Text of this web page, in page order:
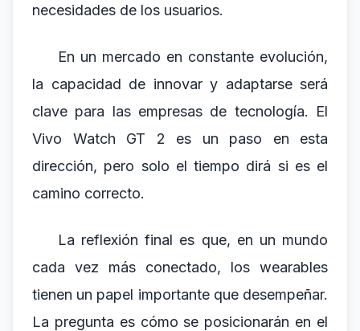
necesidades de los usuarios.
En un mercado en constante evolución,
la capacidad de innovar y adaptarse será
clave para las empresas de tecnología. El
Vivo Watch GT 2 es un paso en esta
dirección, pero solo el tiempo dirá si es el
camino correcto.
La reflexión final es que, en un mundo
cada vez más conectado, los wearables
tienen un papel importante que desempeñar.
La pregunta es cómo se posicionarán en el